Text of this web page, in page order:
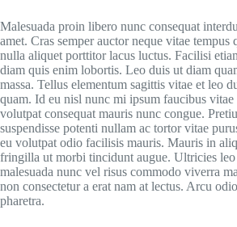
Malesuada proin libero nunc consequat
amet. Cras semper auctor neque vitae tempus
nulla aliquet porttitor lacus luctus. Facilisi
diam quis enim lobortis. Leo duis ut diam
massa. Tellus elementum sagittis vitae et leo
quam. Id eu nisl nunc mi ipsum faucibus
volutpat consequat mauris nunc congue.
suspendisse potenti nullam ac tortor vitae
eu volutpat odio facilisis mauris. Mauris in
fringilla ut morbi tincidunt augue. Ultricies leo
malesuada nunc vel risus commodo viverra
non consectetur a erat nam at lectus. Arcu
pharetra.